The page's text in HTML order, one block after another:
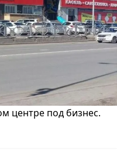
центре под бизнес.